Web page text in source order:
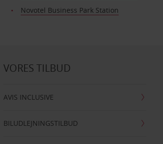
Novotel Business Park Station
VORES TILBUD
AVIS INCLUSIVE
BILUDLEJNINGSTILBUD